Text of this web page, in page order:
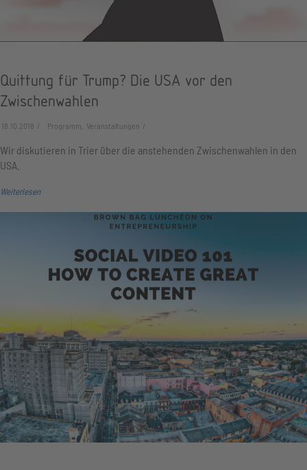
Quittung für Trump? Die USA vor den
Zwischenwahlen
18.10.2018 Programm, Veranstaltungen
Wir diskutieren in Trier über die anstehenden Zwischenwahlen in den
USA.
Weiterlesen